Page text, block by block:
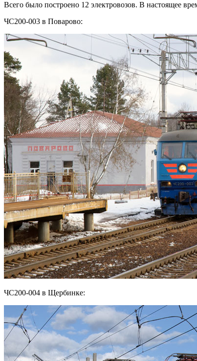
Всего было построено 12 электровозов. В настоящее
ЧС200-003 в Поварово:
ЧС200-004 в Щербинке: